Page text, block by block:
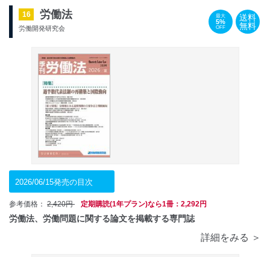
16 労働法
労働開発研究会
最大
5%
OFF
送料
無料
2026/06/15発売の目次
参考価格： 2,420円 定期購読(1年プラン)なら1冊：2,292円
労働法、労働問題に関する論文を掲載する専門誌
詳細をみる ＞